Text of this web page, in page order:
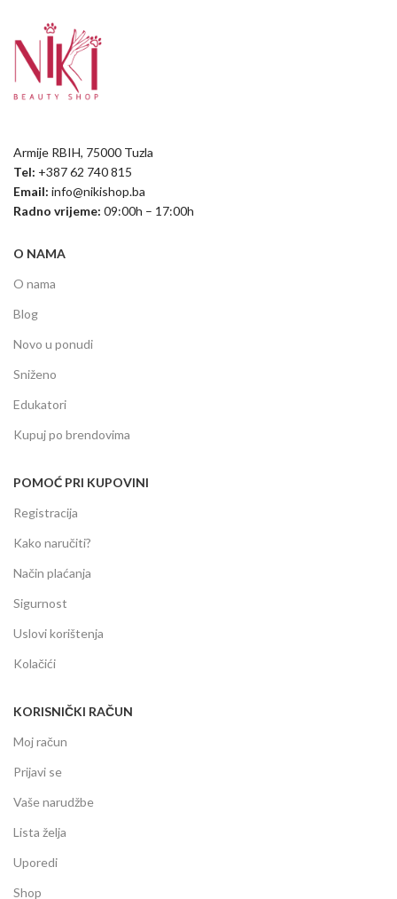
Armije RBIH, 75000 Tuzla
Tel: +387 62 740 815
Email: info@nikishop.ba
Radno vrijeme: 09:00h – 17:00h
O NAMA
O nama
Blog
Novo u ponudi
Sniženo
Edukatori
Kupuj po brendovima
POMOĆ PRI KUPOVINI
Registracija
Kako naručiti?
Način plaćanja
Sigurnost
Uslovi korištenja
Kolačići
KORISNIČKI RAČUN
Moj račun
Prijavi se
Vaše narudžbe
Lista želja
Uporedi
Shop